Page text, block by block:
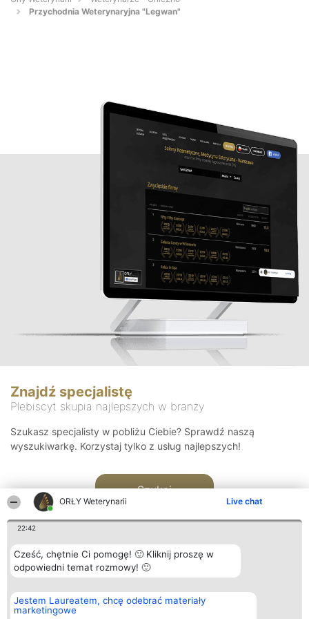
ORŁY Weterynarii Live chat
22:42
Cześć, chętnie Ci pomogę! 🙂 Kliknij proszę w
odpowiedni temat rozmowy! 🙂
Jestem Laureatem, chcę odebrać materiały
marketingowe
Przychodnia Weterynaryjna "Legwan"
Znajdź specjalistę
Plebiscyt skupia najlepszych w branży
Szukasz specjalisty w pobliżu Ciebie? Sprawdź naszą
wyszukiwarkę. Korzystaj tylko z usług najlepszych!
Szukaj
Organizator plebiscytu
Bright Side Solutions sp. z o.
o. sp. k.
Plebiscyt
Laureaci
Kontakt
Kontakt